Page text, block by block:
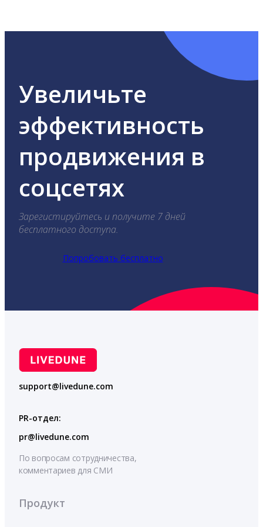
Увеличьте
эффективность
продвижения в
соцсетях
Зарегистируйтесь и получите 7 дней
бесплатного доступа.
Попробовать бесплатно
support@livedune.com
PR-отдел:
pr@livedune.com
По вопросам сотрудничества,
комментариев для СМИ
Продукт